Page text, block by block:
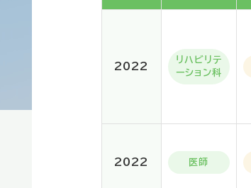
2022
リハビリテ
ーション科
2022 医師